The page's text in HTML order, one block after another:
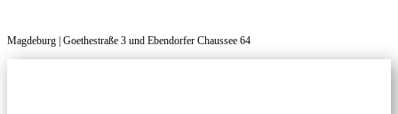
Magdeburg | Goethestraße 3 und Ebendorfer Chaussee 64